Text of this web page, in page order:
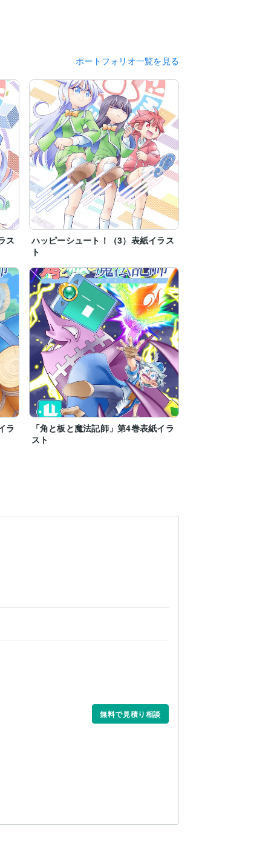
ポートフォリオ一覧を見る
ス
ハッピーシュート！（3）表紙イラス
ト
ラ
「角と板と魔法記師」第4巻表紙イラ
スト
無料で見積り相談